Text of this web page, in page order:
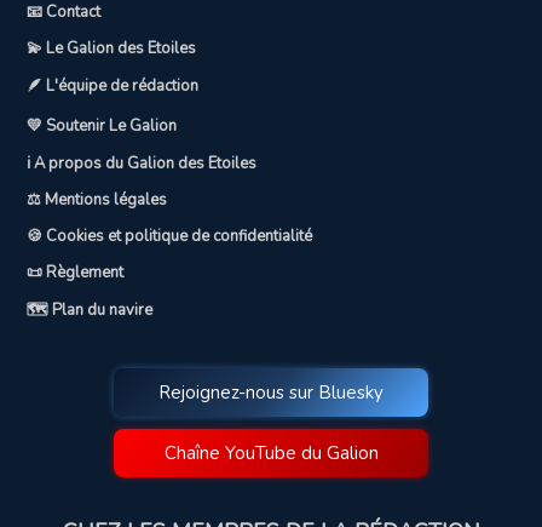
📧 Contact
💫 Le Galion des Etoiles
🪶 L'équipe de rédaction
💛 Soutenir Le Galion
ℹ️ A propos du Galion des Etoiles
⚖️ Mentions légales
🍪 Cookies et politique de confidentialité
📜 Règlement
🗺️ Plan du navire
Rejoignez-nous sur Bluesky
Chaîne YouTube du Galion